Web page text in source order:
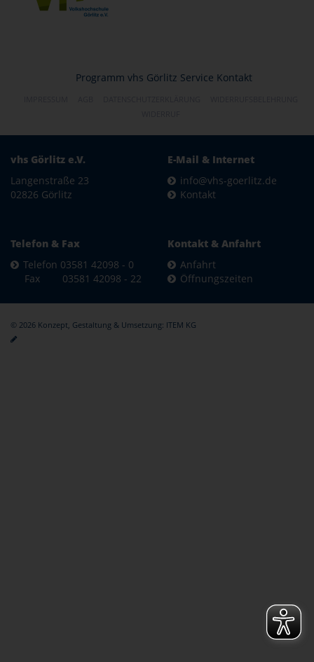
Programm vhs Görlitz Service Kontakt
vhs Görlitz e.V.
Langenstraße 23
02826 Görlitz
E-Mail & Internet
info@vhs-goerlitz.de
Kontakt
Telefon & Fax
Telefon 03581 42098 - 0
Fax 03581 42098 - 22
Kontakt & Anfahrt
Anfahrt
Öffnungszeiten
© 2026 Konzept, Gestaltung & Umsetzung: ITEM KG